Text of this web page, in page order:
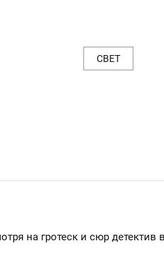
СВЕТ
на гротеск и сюр детектив